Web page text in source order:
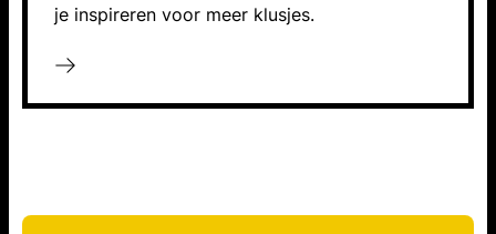
je inspireren voor meer klusjes.